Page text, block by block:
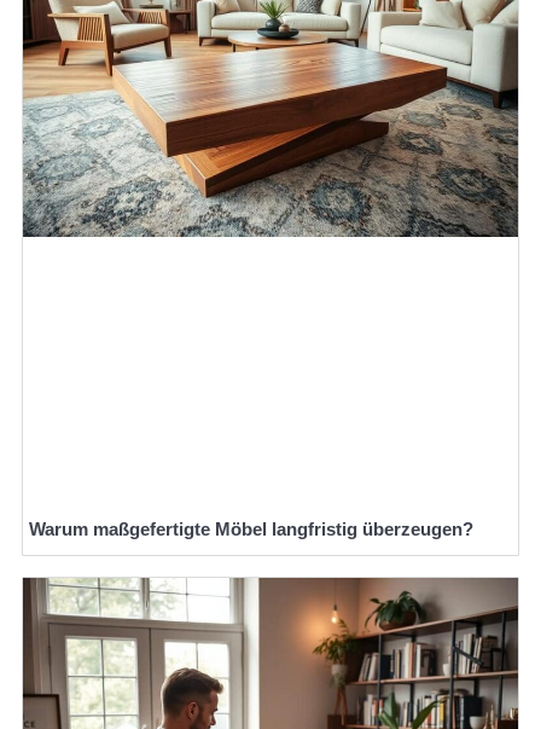
Warum maßgefertigte Möbel langfristig überzeugen?